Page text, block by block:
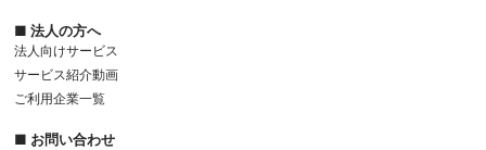
■ 法人の方へ
法人向けサービス
サービス紹介動画
ご利用企業一覧
■ お問い合わせ